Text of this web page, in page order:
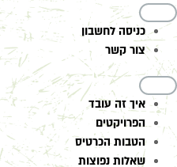
כניסה לחשבון
צור קשר
איך זה עובד
הפרויקטים
הטבות הכרטיס
שאלות נפוצות